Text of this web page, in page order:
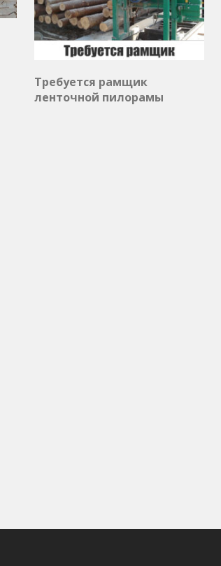
Требуется рамщик
ленточной пилорамы